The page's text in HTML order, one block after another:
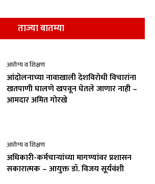
ताज्या बातम्या
आरोग्य व शिक्षण
आंदोलनाच्या नावाखाली देशविरोधी विचारांना
खतपाणी घालणे खपवून घेतले जाणार नाही –
आमदार अमित गोरखे
आरोग्य व शिक्षण
अधिकारी-कर्मचाऱ्यांच्या मागण्यांवर प्रशासन
सकारात्मक – आयुक्त डॉ. विजय सूर्यवंशी